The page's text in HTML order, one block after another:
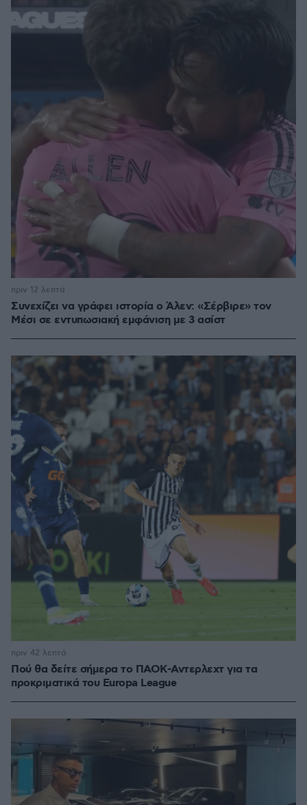
Συνεχίζει να γράφει ιστορία ο Άλεν: «Σέρβιρε» τον
Μέσι σε εντυπωσιακή εμφάνιση με 3 ασίστ
πριν 12 λεπτά
Πού θα δείτε σήμερα το ΠΑΟΚ-Αντερλεχτ για τα
προκριματικά του Europa League
πριν 42 λεπτά